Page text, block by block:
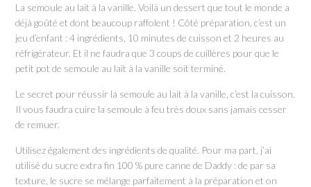
La semoule au lait à la vanille. Voilà un dessert que tout le monde a
déjà goûté et dont beaucoup raffolent ! Côté préparation, c’est un
jeu d’enfant : 4 ingrédients, 10 minutes de cuisson et 2 heures au
réfrigérateur. Et il ne faudra que 3 coups de cuillères pour que le
petit pot de semoule au lait à la vanille soit terminé.
Le secret pour réussir la semoule au lait à la vanille, c’est la cuisson.
Il vous faudra cuire la semoule à feu très doux sans jamais cesser
de remuer.
Utilisez également des ingrédients de qualité. Pour ma part, j’ai
utilisé du sucre extra fin 100 % pure canne de Daddy : de par sa
texture, le sucre se mélange parfaitement à la préparation et on